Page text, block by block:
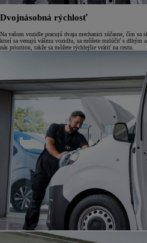
Dvojnásobná rýchlosť
Na vašom vozidle pracujú dvaja mechanici súčasne, čím sa
ktorí sa venujú vášmu vozidlu, sa môžete rozlúčiť s dlhým
nás prioritou, takže sa môžete rýchlejšie vrátiť na cestu.